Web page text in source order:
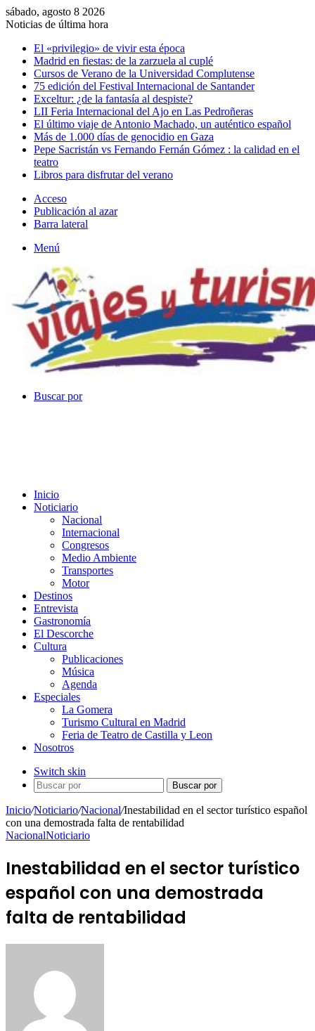
sábado, agosto 8 2026
Noticias de última hora
El «privilegio» de vivir esta época
Madrid en fiestas: de la zarzuela al cuplé
Cursos de Verano de la Universidad Complutense
75 edición del Festival Internacional de Santander
Exceltur: ¿de la fantasía al despiste?
LII Feria Internacional del Ajo en Las Pedroñeras
El último viaje de Antonio Machado, un auténtico español
Más de 1.000 días de genocidio en Gaza
Pepe Sacristán vs Fernando Fernán Gómez : la calidad en el
teatro
Libros para disfrutar del verano
Acceso
Publicación al azar
Barra lateral
Menú
Buscar por
Inicio
Noticiario
Nacional
Internacional
Congresos
Medio Ambiente
Transportes
Motor
Destinos
Entrevista
Gastronomía
El Descorche
Cultura
Publicaciones
Música
Agenda
Especiales
La Gomera
Turismo Cultural en Madrid
Feria de Teatro de Castilla y Leon
Nosotros
Switch skin
Buscar por
Inicio/Noticiario/Nacional/Inestabilidad en el sector turístico español
con una demostrada falta de rentabilidad
NacionalNoticiario
Inestabilidad en el sector turístico
español con una demostrada
falta de rentabilidad